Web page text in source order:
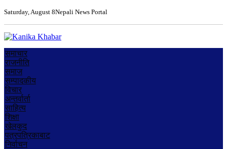
Saturday, August 8Nepali News Portal
समाचार
राजनीति
समाज
सम्पादकीय
विचार
अन्तर्वार्ता
साहित्य
शिक्षा
खेलकुद
पत्रपत्रिकाबाट
निर्वाचन